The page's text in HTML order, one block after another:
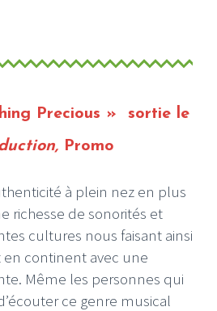
Precious » sortie le
Promo
à plein nez en plus
richesse de sonorités et
cultures nous faisant ainsi
continent avec une
Même les personnes qui
ce genre musical